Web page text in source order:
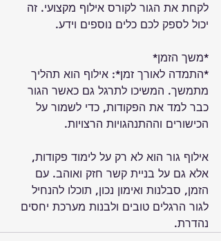
לקחת את הגור לקורס אילוף מקצועי. זה
יכול לספק לכם כלים נוספים וידע.
*משך הזמן*
*התמדה לאורך זמן*: אילוף הוא תהליך
מתמשך. המשיכו לתרגל גם כאשר הגור
כבר למד את הפקודות, כדי לשמור על
הכישורים וההתנהגויות הרצויות.
אילוף גור הוא לא רק על לימוד פקודות,
אלא גם על בניית קשר חזק ואוהב. עם
הזמן, סבלנות ואימון נכון, תוכלו להנחיל
לגור הרגלים טובים ולבנות מערכת יחסים
נהדרת.